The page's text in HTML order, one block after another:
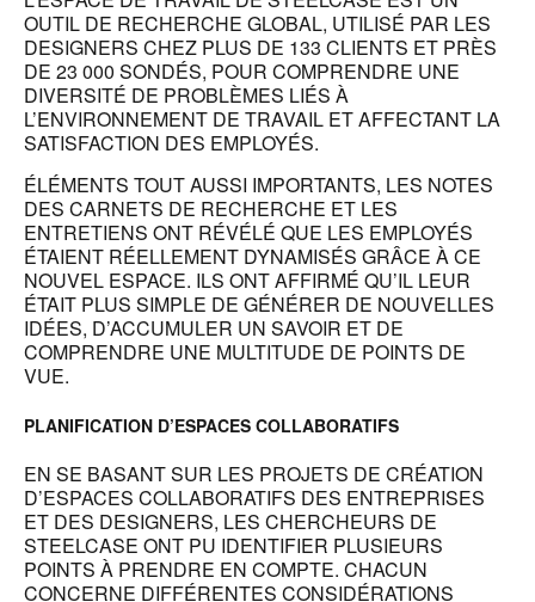
OUTIL DE RECHERCHE GLOBAL, UTILISÉ PAR LES
DESIGNERS CHEZ PLUS DE 133 CLIENTS ET PRÈS
DE 23 000 SONDÉS, POUR COMPRENDRE UNE
DIVERSITÉ DE PROBLÈMES LIÉS À
L’ENVIRONNEMENT DE TRAVAIL ET AFFECTANT LA
SATISFACTION DES EMPLOYÉS.
ÉLÉMENTS TOUT AUSSI IMPORTANTS, LES NOTES
DES CARNETS DE RECHERCHE ET LES
ENTRETIENS ONT RÉVÉLÉ QUE LES EMPLOYÉS
ÉTAIENT RÉELLEMENT DYNAMISÉS GRÂCE À CE
NOUVEL ESPACE. ILS ONT AFFIRMÉ QU’IL LEUR
ÉTAIT PLUS SIMPLE DE GÉNÉRER DE NOUVELLES
IDÉES, D’ACCUMULER UN SAVOIR ET DE
COMPRENDRE UNE MULTITUDE DE POINTS DE
VUE.
PLANIFICATION D’ESPACES COLLABORATIFS
EN SE BASANT SUR LES PROJETS DE CRÉATION
D’ESPACES COLLABORATIFS DES ENTREPRISES
ET DES DESIGNERS, LES CHERCHEURS DE
STEELCASE ONT PU IDENTIFIER PLUSIEURS
POINTS À PRENDRE EN COMPTE. CHACUN
CONCERNE DIFFÉRENTES CONSIDÉRATIONS